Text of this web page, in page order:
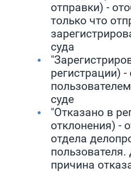
отправки) -
только что
суда
регистрации)
суде
"Отказано в
отклонения) -
отдела
причина